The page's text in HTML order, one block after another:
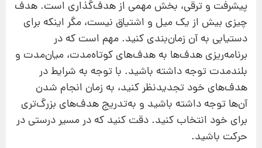
پیشرفت و ترقی، بخش مهمی از هدف‌گذاری است. هدف
چیزی بیش از یک میل و اشتیاق نیست، مگر اینکه برای
دستیابی به آن زمان‌بندی کنید. مهم است که در
برنامه‌ریزی هدف‌ها به هدف‌های کوتاه‌مدت، میان‌مدت و
بلندمدت توجه داشته باشید. با توجه به شرایط در
هدف‌های خود تجدیدنظر کنید، به زمان انجام شدن
آن‌ها توجه داشته باشید و به‌تدریج هدف‌های بزرگ‌تری
برای خود انتخاب کنید. دقت کنید که در مسیر درستی در
حرکت باشید.